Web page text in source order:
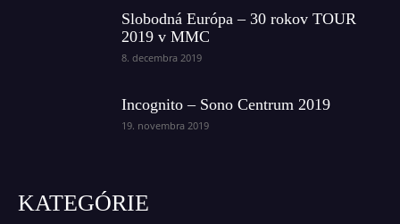
Slobodná Európa – 30 rokov TOUR
2019 v MMC
8. decembra 2019
Incognito – Sono Centrum 2019
19. novembra 2019
KATEGÓRIE